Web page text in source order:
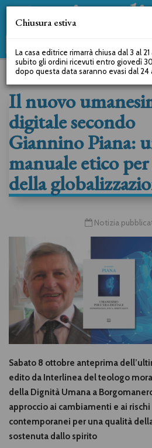
Il nuovo
digitale secondo
Giannino Piana:
manuale etico per
della
Notizia
Sabato 8 ottobre anteprima
edito da Interlinea del teologo
della Dignità Umana a
approccio ai cambiamenti e ai rischi
contemporanei per una qualità
sostenuta dallo spirito
Chiusura estiva
La casa editrice rimarrà chiusa dal 3 al
subito gli ordini ricevuti entro giovedì
dopo questa data saranno evasi dal 24